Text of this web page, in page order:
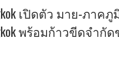
เปิดตัว มาย-ภาค
พร้อมก้าวขีดจำ